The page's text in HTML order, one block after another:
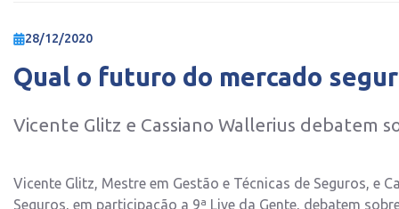
28/12/2020
Qual o futuro do mercado
Vicente Glitz e Cassiano Wallerius debatem
Vicente Glitz, Mestre em Gestão e Técnicas de Seguros, e
Seguros, em participação a 9ª Live da Gente, debatem